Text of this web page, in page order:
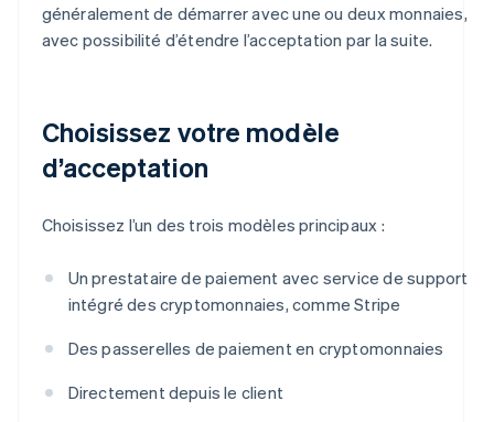
généralement de démarrer avec une ou deux monnaies,
avec possibilité d’étendre l’acceptation par la suite.
Choisissez votre modèle
d’acceptation
Choisissez l’un des trois modèles principaux :
Un prestataire de paiement avec service de support
intégré des cryptomonnaies, comme Stripe
Des passerelles de paiement en cryptomonnaies
Directement depuis le client